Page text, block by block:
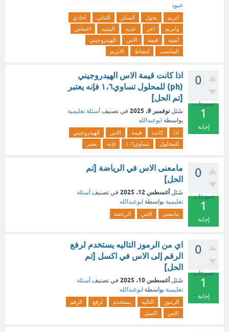
عبود
انزيم يحول السكر الثنائي
أحادي
وانزيم
اخر عديد البيبتيد
اخماص
امنيه
قيمه الاس
الهيدروجيني
المناسب
لنشاط الانزيم
0
تصويتات
1
إجابة
اذا كانت قيمة الاس الهيدروجيني
(ph) للمحلول تساوي١،٦ فإنه يعتبر
[تم الحل]
سُئل نوفمبر 9، 2025 في تصنيف أسئلة تعليمية
بواسطة ابوعبدالله
اذا كانت قيمة الاس
الهيدروجيني
للمحلول
تساوي١،٦ فإنه يعتبر
0
تصويتات
1
إجابة
مامعنى الاس في الرياضة [تم
الحل]
سُئل أغسطس 12، 2025 في تصنيف أسئلة
تعليمية بواسطة ابوعبدالله
مامعنى الاس الرياضة
0
تصويتات
1
إجابة
اي من الرموز التاليه يستخدم لرفع
الرقم إلى الاس في اكسل [تم
الحل]
سُئل أغسطس 10، 2025 في تصنيف أسئلة
تعليمية بواسطة ابوعبدالله
الرموز التاليه يستخدم لرفع
الرقم
الاس
اكسل